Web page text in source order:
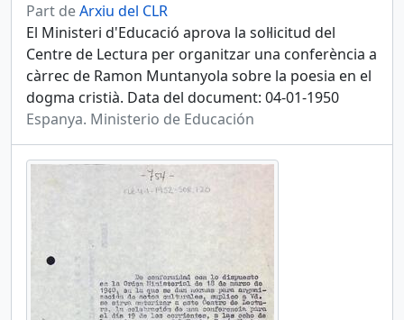
Part deArxiu del CLR
El Ministeri d'Educació aprova la sol·licitud del
Centre de Lectura per organitzar una conferència a
càrrec de Ramon Muntanyola sobre la poesia en el
dogma cristià. Data del document: 04-01-1950
Espanya. Ministerio de Educación